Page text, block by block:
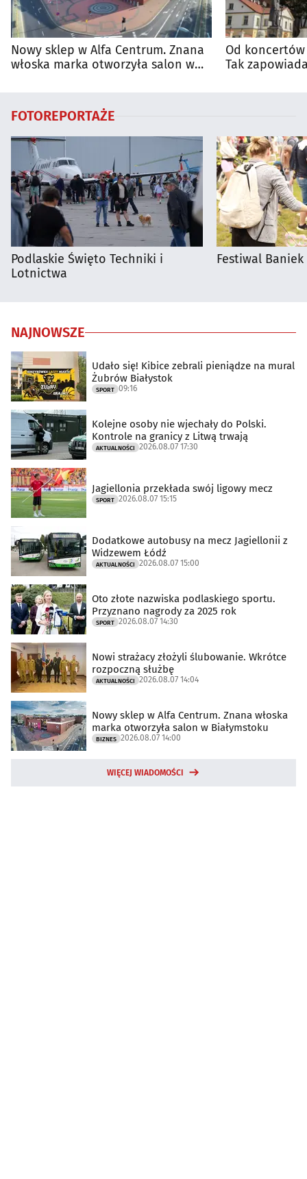
Nowy sklep w Alfa Centrum. Znana
włoska marka otworzyła salon w
Od
Tak
FOTOREPORTAŻE
Podlaskie Święto Techniki i
Lotnictwa
Festiwal
NAJNOWSZE
Udało się! Kibice zebrali pieniądze na mural
Żubrów Białystok
SPORT 09:16
Kolejne osoby nie wjechały do Polski.
Kontrole na granicy z Litwą trwają
AKTUALNOŚCI 2026.08.07 17:30
Jagiellonia przekłada swój ligowy mecz
SPORT 2026.08.07 15:15
Dodatkowe autobusy na mecz Jagiellonii z
Widzewem Łódź
AKTUALNOŚCI 2026.08.07 15:00
Oto złote nazwiska podlaskiego sportu.
Przyznano nagrody za 2025 rok
SPORT 2026.08.07 14:30
Nowi strażacy złożyli ślubowanie. Wkrótce
rozpoczną służbę
AKTUALNOŚCI 2026.08.07 14:04
Nowy sklep w Alfa Centrum. Znana włoska
marka otworzyła salon w Białymstoku
BIZNES 2026.08.07 14:00
WIĘCEJ WIADOMOŚCI